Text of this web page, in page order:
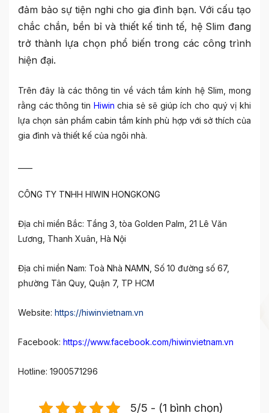
đảm bảo sự tiện nghi cho gia đình bạn. Với cấu tạo
chắc chắn, bền bỉ và thiết kế tinh tế, hệ Slim đang
trở thành lựa chọn phổ biến trong các công trình
hiện đại.
Trên đây là các thông tin về vách tắm kính hệ Slim, mong
rằng các thông tin Hiwin chia sẻ sẽ giúp ích cho quý vị khi
lựa chọn sản phẩm cabin tắm kính phù hợp với sở thích của
gia đình và thiết kế của ngôi nhà.
CÔNG TY TNHH HIWIN HONGKONG
Địa chỉ miền Bắc: Tầng 3, tòa Golden Palm, 21 Lê Văn
Lương, Thanh Xuân, Hà Nội
Địa chỉ miền Nam: Toà Nhà NAMN, Số 10 đường số 67,
phường Tân Quy, Quận 7, TP HCM
Website: https://hiwinvietnam.vn
Facebook: https://www.facebook.com/hiwinvietnam.vn
Hotline: 1900571296
5/5 - (1 bình chọn)